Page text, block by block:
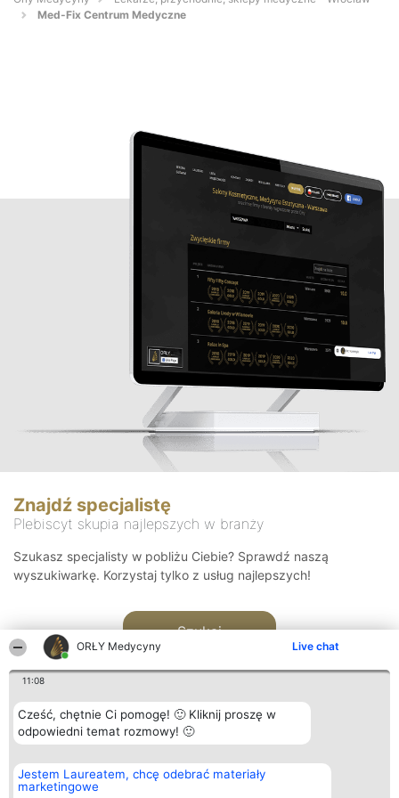
ORŁY Medycyny Live chat
11:08
Cześć, chętnie Ci pomogę! 🙂 Kliknij proszę w
odpowiedni temat rozmowy! 🙂
Jestem Laureatem, chcę odebrać materiały
marketingowe
Med-Fix Centrum Medyczne
Znajdź specjalistę
Plebiscyt skupia najlepszych w branży
Szukasz specjalisty w pobliżu Ciebie? Sprawdź naszą
wyszukiwarkę. Korzystaj tylko z usług najlepszych!
Szukaj
Organizator plebiscytu
Bright Side Solutions sp. z o.
o. sp. k.
Plebiscyt
Laureaci
Kontakt
Kontakt